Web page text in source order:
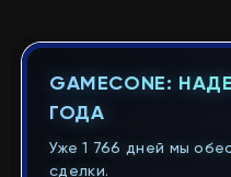
GAMECONE:
ГОДА
Уже 1 766 дней мы
сделки.